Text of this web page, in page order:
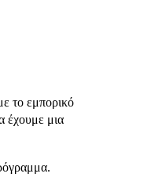
το εμπορικό
έχουμε μια